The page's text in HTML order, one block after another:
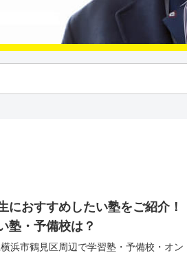
におすすめしたい塾をご紹介！
塾・予備校は？
浜市鶴見区周辺で学習塾・予備校・オン